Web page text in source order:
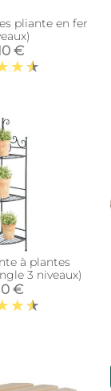
pliante en fer
€
à plantes
3 niveaux)
€